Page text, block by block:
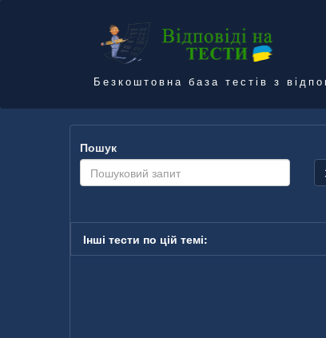
Безкоштовна база тестів з
Пошук
Інші тести по цій темі: